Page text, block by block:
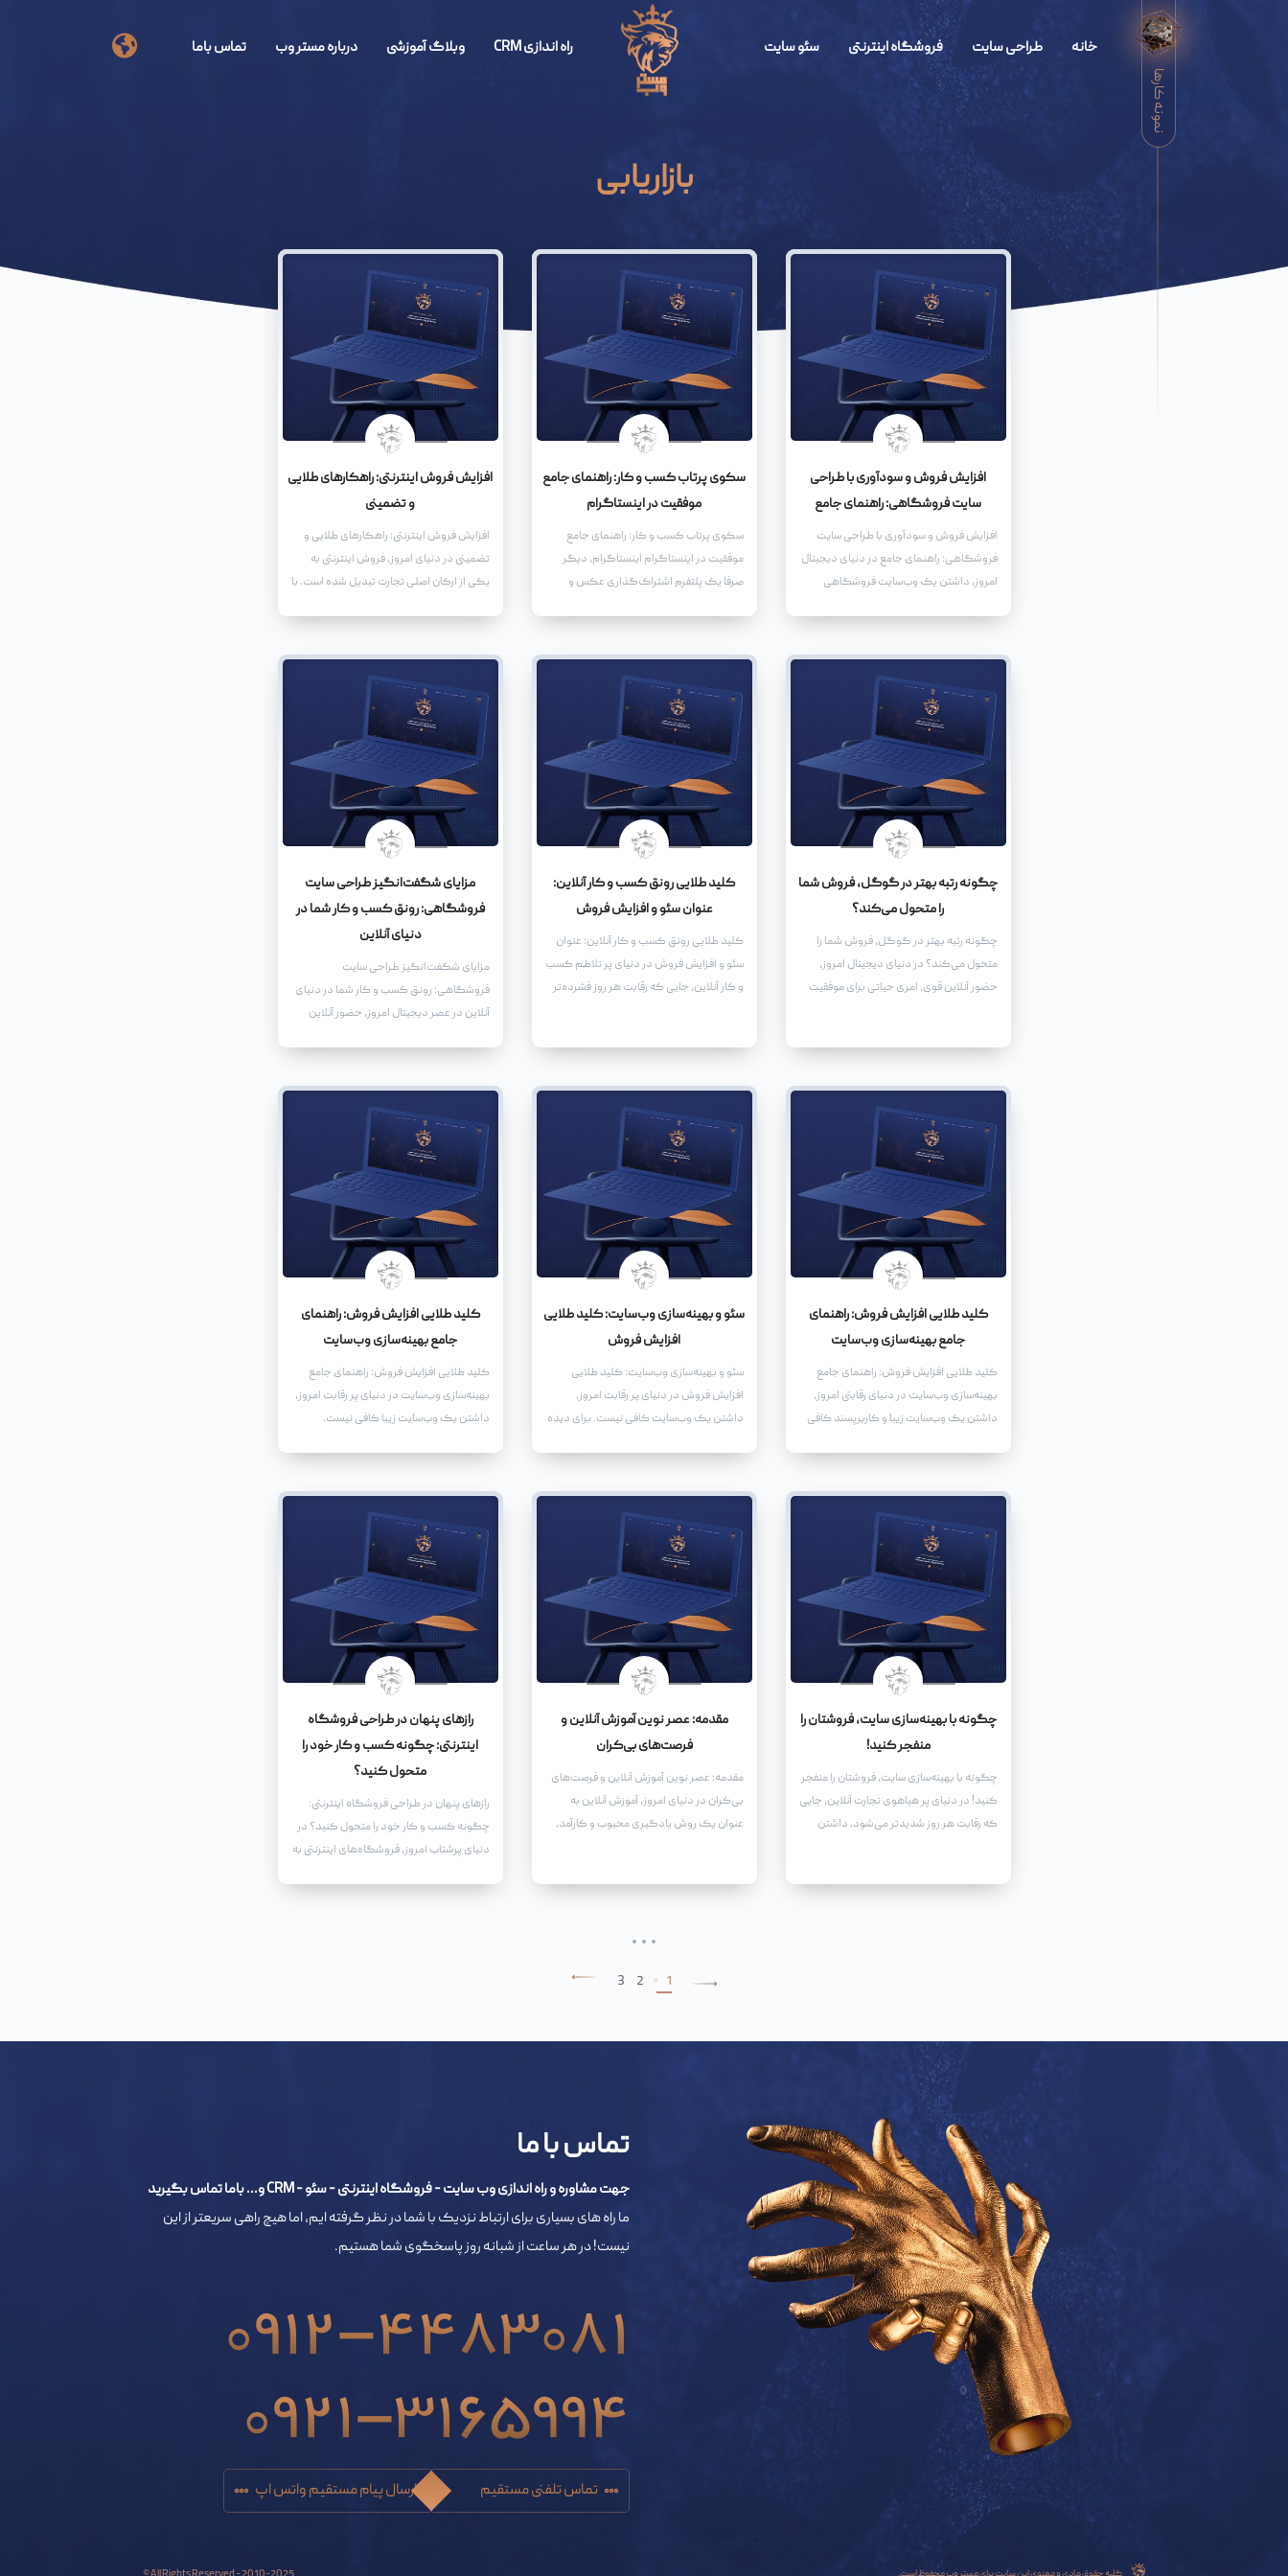
نمونه کارها
خانه طراحی سایت فروشگاه اینترنتی سئو سایت راه اندازی CRM وبلاگ آموزشی درباره مستر وب تماس باما
بازاریابی
افزایش فروش و سودآوری با طراحی
سایت فروشگاهی: راهنمای جامع
افزایش فروش و سودآوری با طراحی سایت
فروشگاهی: راهنمای جامع در دنیای دیجیتال
امروز، داشتن یک وب‌سایت فروشگاهی
دنبال رشد و توسعه هستند. یک سایت
فروشگاهی حرفه‌ای می‌تواند به شما کمک
کند تا دامنه فعالیت خود را گسترش دهید،
مشتریان جدید جذب کنید، و در نهایت،
فروش و سودآوری خود را به طور چشمگیری
افزایش دهید.
سکوی پرتاب کسب و کار: راهنمای جامع
موفقیت در اینستاگرام
سکوی پرتاب کسب و کار: راهنمای جامع
موفقیت در اینستاگرام اینستاگرام، دیگر
صرفا یک پلتفرم اشتراک‌گذاری عکس و
نوپا گرفته تا برندهای بزرگ و شناخته‌شده،
افزایش فروش اینترنتی: راهکارهای طلایی
و تضمینی
افزایش فروش اینترنتی: راهکارهای طلایی و
تضمینی در دنیای امروز، فروش اینترنتی به
یکی از ارکان اصلی تجارت تبدیل شده است. با
هستند تا بتوانند سهمی از این بازار بزرگ را به
چگونه رتبه بهتر در گوگل، فروش شما
را متحول می‌کند؟
چگونه رتبه بهتر در گوگل، فروش شما را
متحول می‌کند؟ در دنیای دیجیتال امروز،
حضور آنلاین قوی، امری حیاتی برای موفقیت
کلید طلایی رونق کسب و کار آنلاین:
عنوان سئو و افزایش فروش
کلید طلایی رونق کسب و کار آنلاین: عنوان
سئو و افزایش فروش در دنیای پر تلاطم کسب
و کار آنلاین، جایی که رقابت هر روز فشرده‌تر
بلکه بازدیدکنندگان را نیز ترغیب به کلیک و
تعامل کند.
مزایای شگفت‌انگیز طراحی سایت
فروشگاهی: رونق کسب و کار شما در
دنیای آنلاین
مزایای شگفت‌انگیز طراحی سایت
فروشگاهی: رونق کسب و کار شما در دنیای
آنلاین در عصر دیجیتال امروز، حضور آنلاین
است. طراحی یک سایت فروشگاهی نه تنها
به شما این امکان را می‌دهد که محصولات و
خدمات خود را به طیف وسیع‌تری از مخاطبان
عرضه کنید، بلکه مزایای بی‌شماری را برای
رونق و توسعه کسب و کار شما به ارمغان
می‌آورد.
کلید طلایی افزایش فروش: راهنمای
جامع بهینه‌سازی وب‌سایت
کلید طلایی افزایش فروش: راهنمای جامع
بهینه‌سازی وب‌سایت در دنیای رقابتی امروز،
داشتن یک وب‌سایت زیبا و کاربرپسند کافی
باید آن را بهینه کنید.
سئو و بهینه‌سازی وب‌سایت: کلید طلایی
افزایش فروش
سئو و بهینه‌سازی وب‌سایت: کلید طلایی
افزایش فروش در دنیای پر رقابت امروز،
داشتن یک وب‌سایت کافی نیست. برای دیده
دارید.
کلید طلایی افزایش فروش: راهنمای
جامع بهینه‌سازی وب‌سایت
کلید طلایی افزایش فروش: راهنمای جامع
بهینه‌سازی وب‌سایت در دنیای پر رقابت امروز،
داشتن یک وب‌سایت زیبا کافی نیست.
کند، بلکه آن‌ها را به مشتریان وفادار تبدیل
چگونه با بهینه‌سازی سایت، فروشتان را
منفجر کنید!
چگونه با بهینه‌سازی سایت، فروشتان را منفجر
کنید! در دنیای پر هیاهوی تجارت آنلاین، جایی
که رقابت هر روز شدیدتر می‌شود، داشتن
مقدمه: عصر نوین آموزش آنلاین و
فرصت‌های بی‌کران
مقدمه: عصر نوین آموزش آنلاین و فرصت‌های
بی‌کران در دنیای امروز، آموزش آنلاین به
عنوان یک روش یادگیری محبوب و کارآمد،
رازهای پنهان در طراحی فروشگاه
اینترنتی: چگونه کسب و کار خود را
متحول کنید؟
رازهای پنهان در طراحی فروشگاه اینترنتی:
چگونه کسب و کار خود را متحول کنید؟ در
دنیای پرشتاب امروز، فروشگاه‌های اینترنتی به
1
2
3
تماس با ما
جهت مشاوره و راه اندازی وب سایت - فروشگاه اینترنتی - سئو - CRM و... باما تماس بگیرید
ما راه های بسیاری برای ارتباط نزدیک با شما در نظر گرفته ایم، اما هیچ راهی سریعتر از این
نیست! در هر ساعت از شبانه روز پاسخگوی شما هستیم.
0912-4483081
0921-3165994
تماس تلفنی مستقیم ارسال پیام مستقیم واتس اپ